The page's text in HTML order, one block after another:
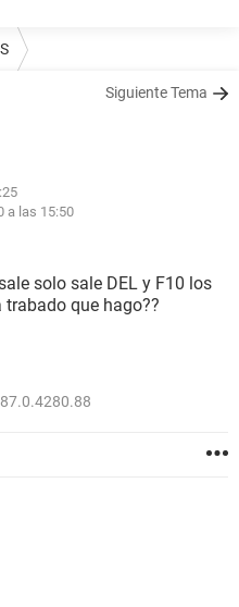
Siguiente Tema
a las 15:50
solo sale DEL y F10 los
que hago??